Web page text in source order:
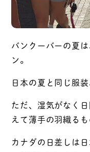
バンクーバーの夏
ン。
日本の夏と同じ服
ただ、湿気がなく
えて薄手の羽織る
カナダの日差しは